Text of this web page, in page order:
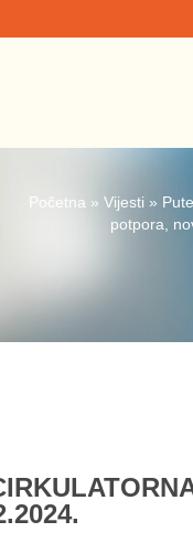
Početna » Vijesti »
potpora,